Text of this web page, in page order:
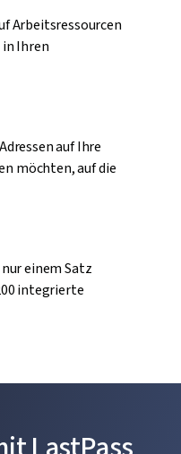
Arbeitsressourcen
Ihren
auf Ihre
möchten, auf die
einem Satz
integrierte